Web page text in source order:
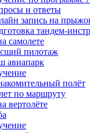
и ответы
запись на
тандем-
самолете
пилотаж
авиапарк
полёт
по маршруту
вертолёте